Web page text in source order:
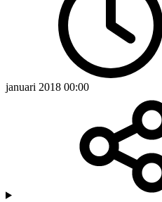
januari 2018 00:00